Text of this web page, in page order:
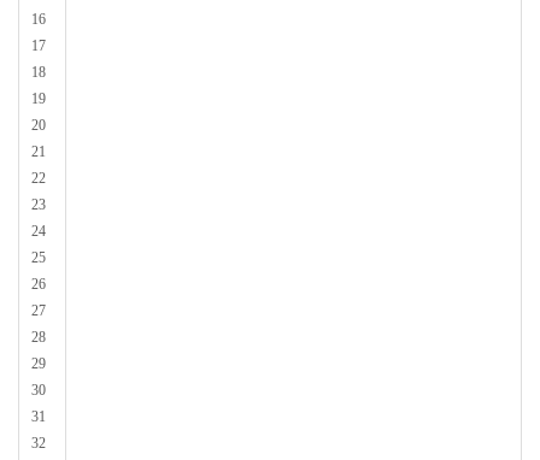
16
17
18
19
20
21
22
23
24
25
26
27
28
29
30
31
32